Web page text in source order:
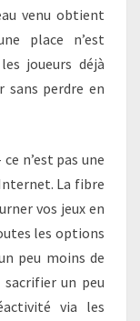
venu obtient
place n’est
joueurs déjà
sans perdre en
n’est pas une
La fibre
vos jeux en
les options
peu moins de
un peu
via les